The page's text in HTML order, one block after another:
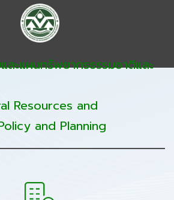
ละแผนทรัพยากรธรรมชาติและ
Resources and
and Planning